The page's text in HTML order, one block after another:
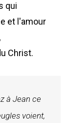
qui
et l'amour
Christ.
à Jean ce
voient,